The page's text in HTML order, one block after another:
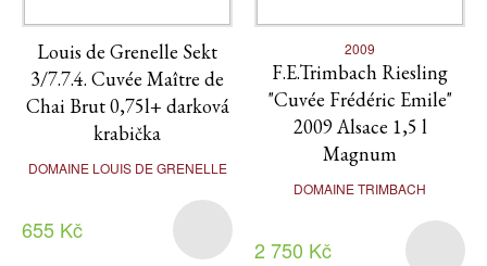
Louis de Grenelle Sekt
3/7.7.4. Cuvée Maître de
Chai Brut 0,75l+ darková
krabička
DOMAINE LOUIS DE GRENELLE
655 Kč
2009
F.E.Trimbach Riesling
"Cuvée Frédéric Emile"
2009 Alsace 1,5 l
Magnum
DOMAINE TRIMBACH
2 750 Kč